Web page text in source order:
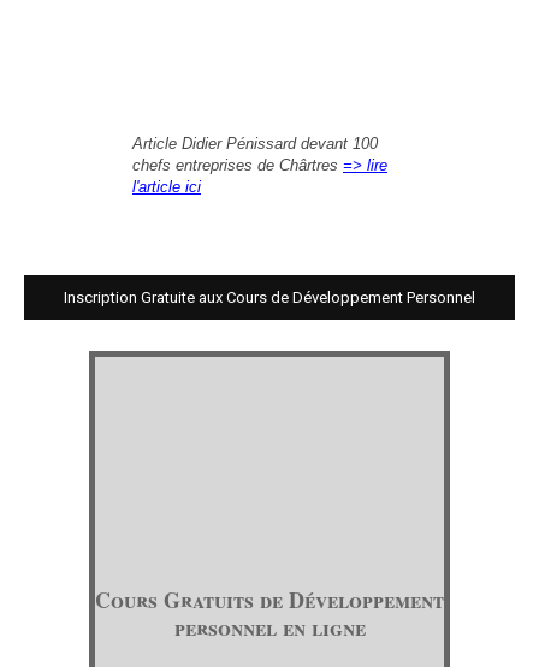
Article Didier Pénissard devant 100
chefs entreprises de Chârtres => lire
l'article ici
Inscription Gratuite aux Cours de Développement Personnel
Cours Gratuits de Développement
personnel en ligne